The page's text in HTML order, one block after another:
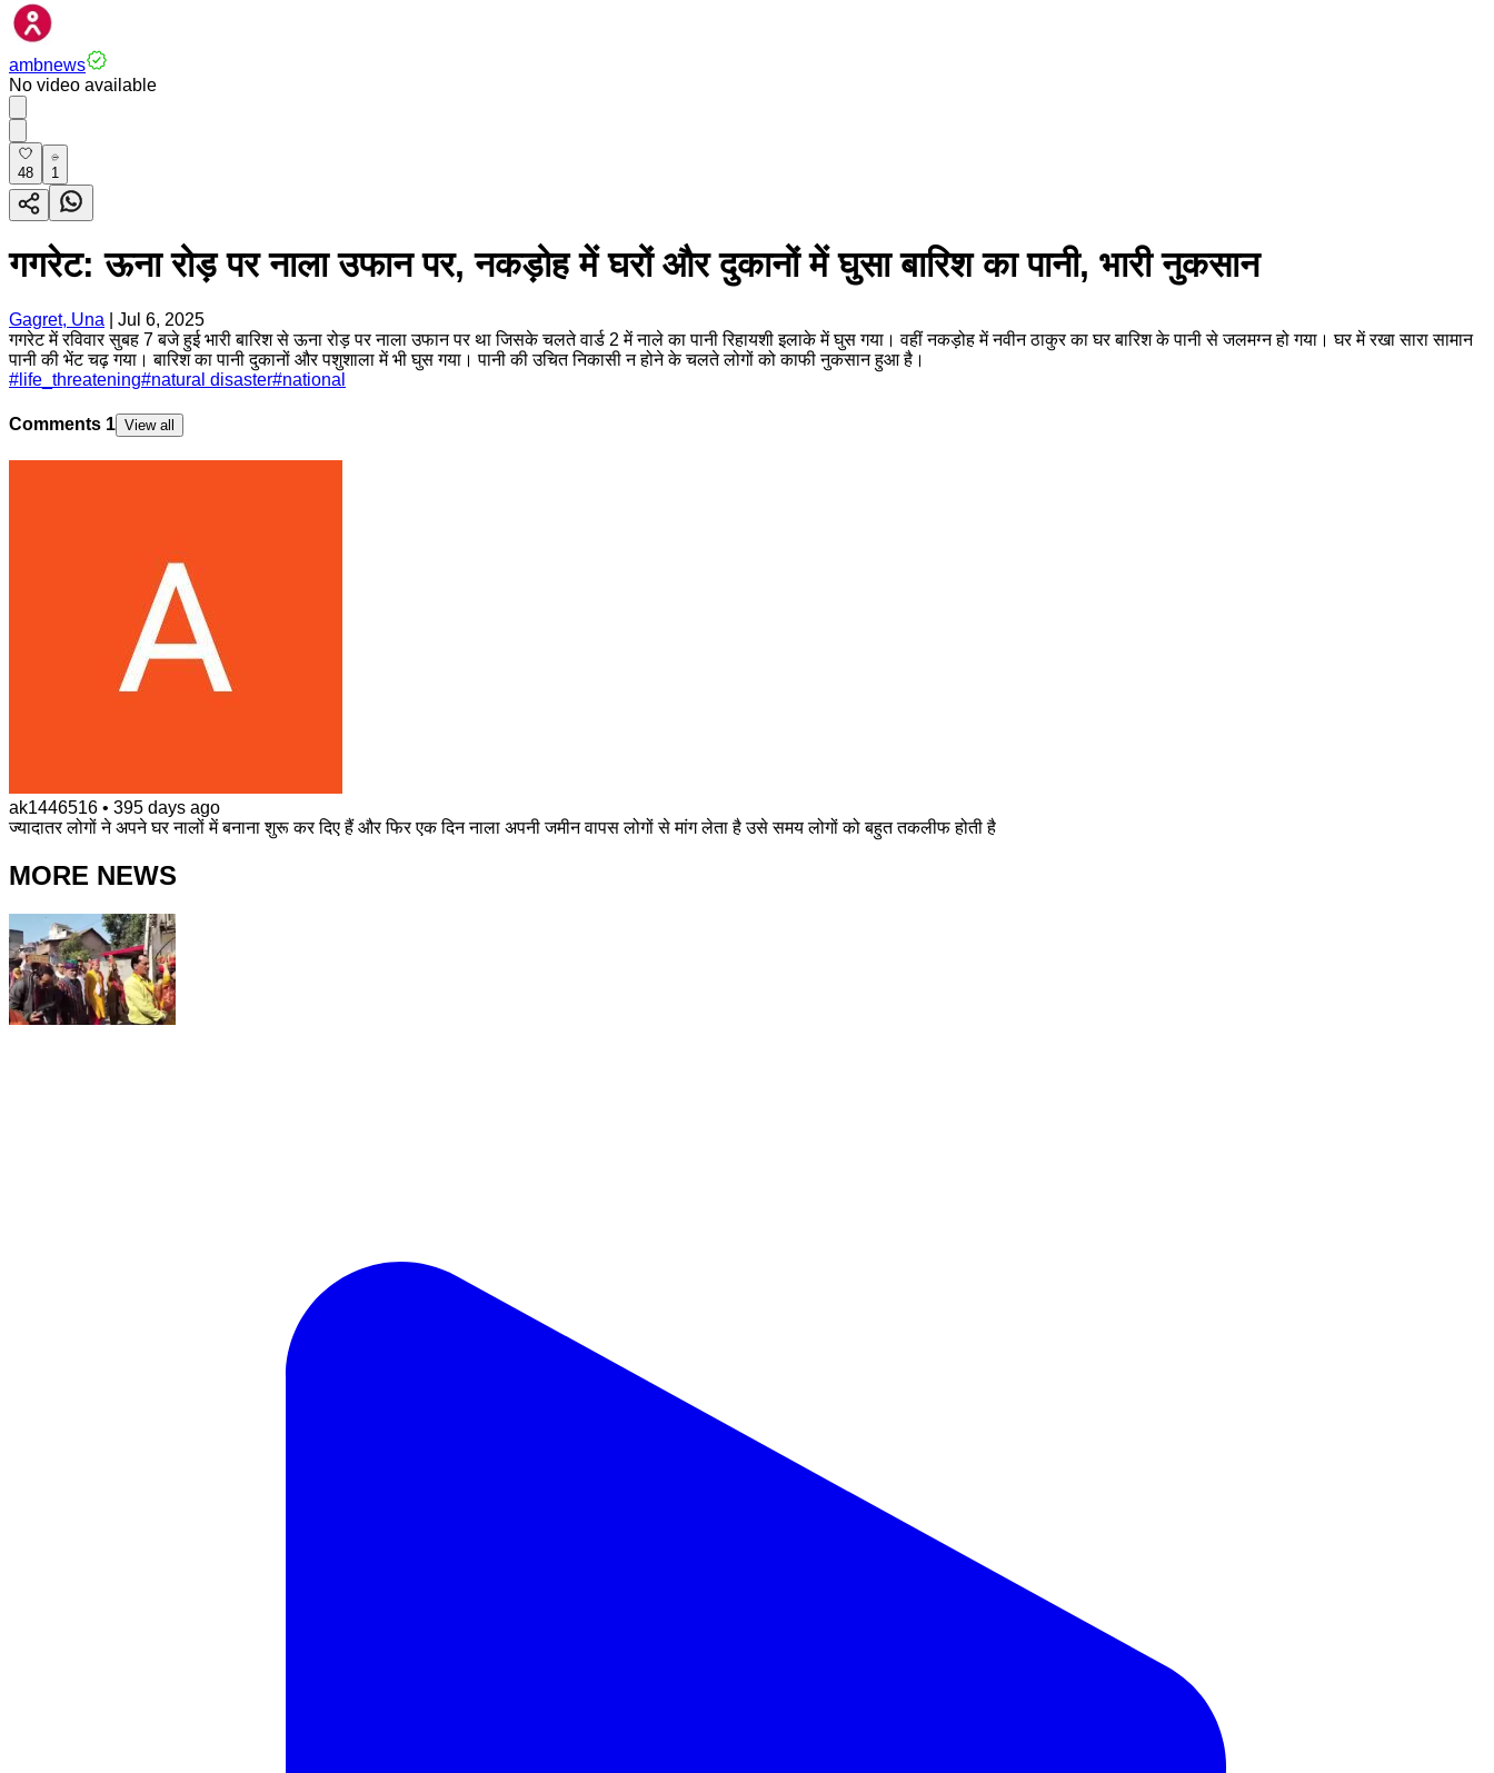
ambnews
No video available
48 1
गगरेट: ऊना रोड़ पर नाला उफान पर, नकड़ोह में घरों और दुकानों में घुसा बारिश का पानी, भारी नुकसान
Gagret, Una
Jul 6, 2025
गगरेट में रविवार सुबह 7 बजे हुई भारी बारिश से ऊना रोड़ पर नाला उफान पर था जिसके चलते वार्ड 2 में नाले का पानी रिहायशी इलाके में घुस गया। वहीं नकड़ोह में नवीन ठाकुर का घर बारिश के पानी से जलमग्न हो गया। घर में रखा सारा सामान
पानी की भेंट चढ़ गया। बारिश का पानी दुकानों और पशुशाला में भी घुस गया। पानी की उचित निकासी न होने के चलते लोगों को काफी नुकसान हुआ है।
# life_threatening#natural disaster#national
Comments 1 View all
ak1446516 • 395 days ago
ज्यादातर लोगों ने अपने घर नालों में बनाना शुरू कर दिए हैं और फिर एक दिन नाला अपनी जमीन वापस लोगों से मांग लेता है उसे समय लोगों को बहुत तकलीफ होती है
MORE NEWS